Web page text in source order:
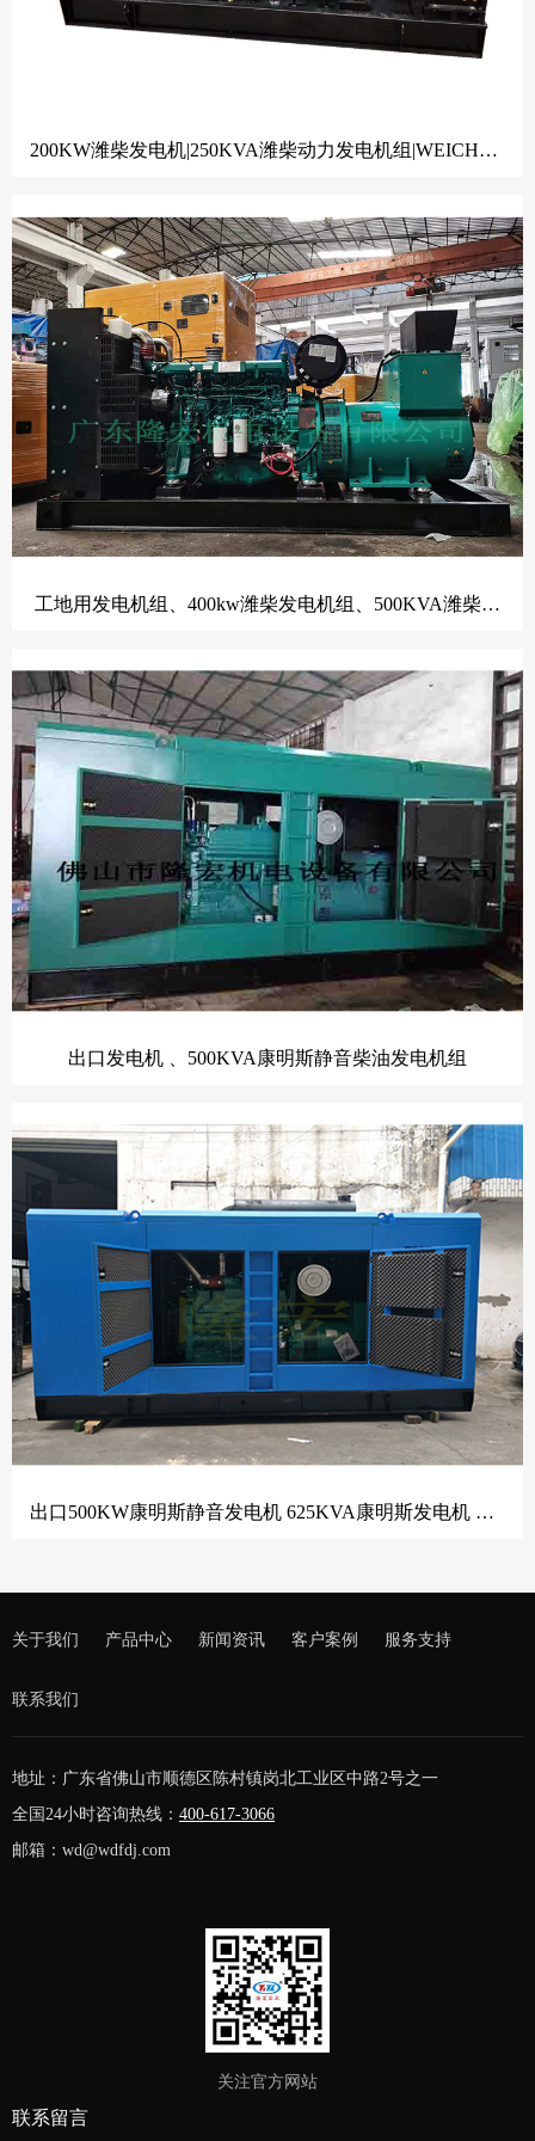
200KW潍柴发电机|250KVA潍柴动力发电机组|WEICHAI|潍柴发电机|佛山发电机工厂
工地用发电机组、400kw潍柴发电机组、500KVA潍柴动力柴油发电机组
出口发电机 、500KVA康明斯静音柴油发电机组
出口500KW康明斯静音发电机 625KVA康明斯发电机 静音发电机
关于我们 产品中心 新闻资讯 客户案例 服务支持
联系我们
地址：广东省佛山市顺德区陈村镇岗北工业区中路2号之一
全国24小时咨询热线： 400-617-3066
邮箱：wd@wdfdj.com
关注官方网站
联系留言